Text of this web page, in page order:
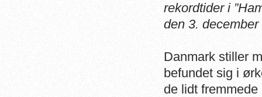
rekordtider i
den 3.
Danmark stiller
befundet sig i
de lidt